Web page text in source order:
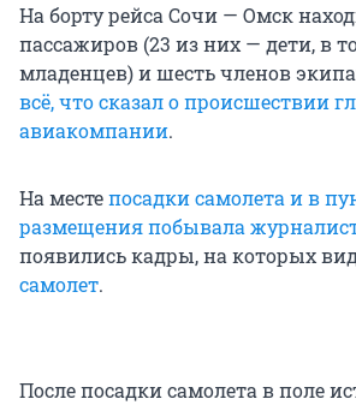
На борту рейса Сочи — Омск
пассажиров (23 из них — дети, в
младенцев) и шесть членов
всё, что сказал о происшествии
авиакомпании.
На местепосадки самолета и в
размещения побывала
появились кадры, на которых
самолет.
После посадки самолета в поле